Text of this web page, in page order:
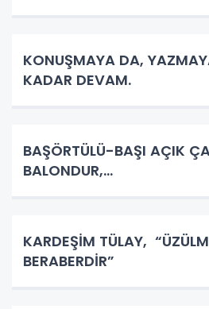
KONUŞMAYA DA,
KADAR DEVAM.
BAŞÖRTÜLÜ-BAŞI AÇIK
BALONDUR,...
KARDEŞİM TÜLAY,
BERABERDİR”